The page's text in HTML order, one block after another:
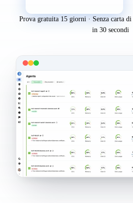
Prova gratuita 15 giorni · Senza carta
in 30 secondi